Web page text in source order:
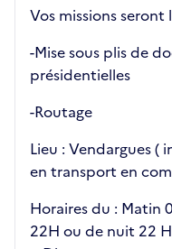
Vos missions seront
-Mise sous plis de
présidentielles
-Routage
Lieu : Vendargues (
en transport en
Horaires du : Matin
22H ou de nuit 22